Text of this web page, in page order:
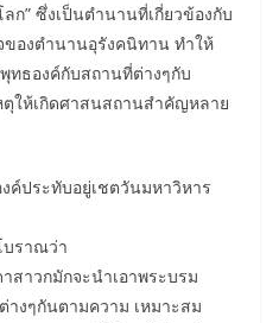
ก” ซึ่งเป็นตำนานที่เกี่ยวข้องกับ
องตำนานอุรังคนิทาน ทำให้
ทธองค์กับสถานที่ต่างๆกับ
ให้เกิดศาสนสถานสำคัญหลาย
ค์ประทับอยู่เชตวันมหาวิหาร
บราณว่า
สาวกมักจะนำเอาพระบรม
างๆกันตามความ เหมาะสม